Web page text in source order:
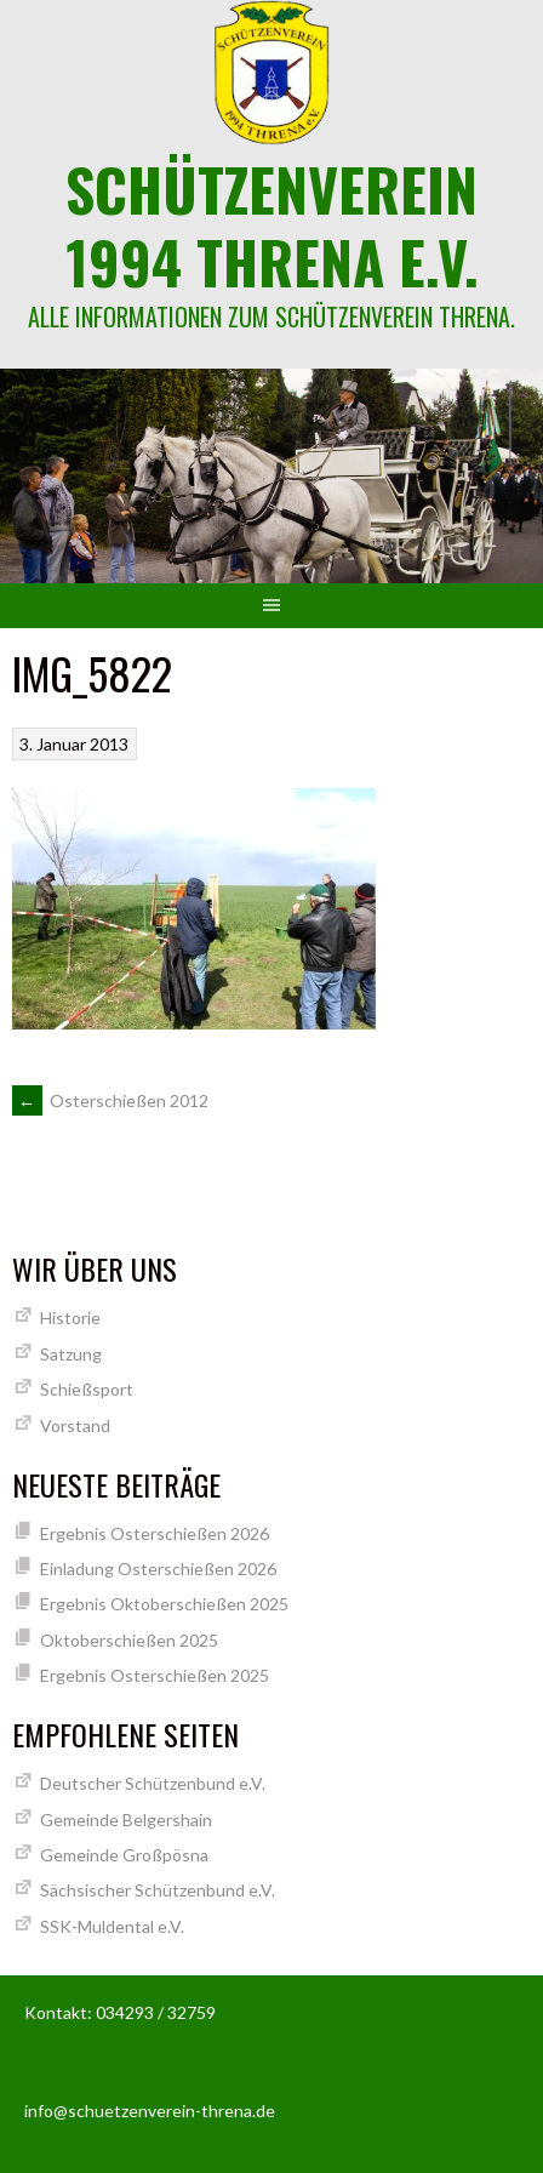
SCHÜTZENVEREIN
1994 THRENA E.V.
ALLE INFORMATIONEN ZUM SCHÜTZENVEREIN THRENA.
IMG_5822
3. Januar 2013
ARTIKEL-
← Osterschießen 2012
WIR ÜBER UNS
Historie
Satzung
Schießsport
Vorstand
NEUESTE BEITRÄGE
Ergebnis Osterschießen 2026
Einladung Osterschießen 2026
Ergebnis Oktoberschießen 2025
Oktoberschießen 2025
Ergebnis Osterschießen 2025
EMPFOHLENE SEITEN
Deutscher Schützenbund e.V.
Gemeinde Belgershain
Gemeinde Großpösna
Sächsischer Schützenbund e.V.
SSK-Muldental e.V.
Kontakt: 034293 / 32759
info@schuetzenverein-threna.de